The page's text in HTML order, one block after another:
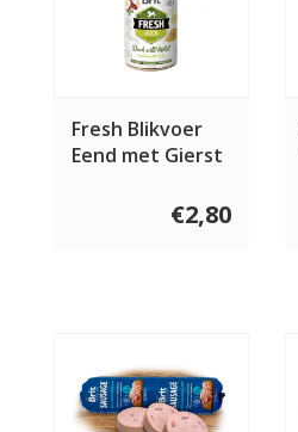
Fresh Blikvoer
Eend met Gierst
€2,80